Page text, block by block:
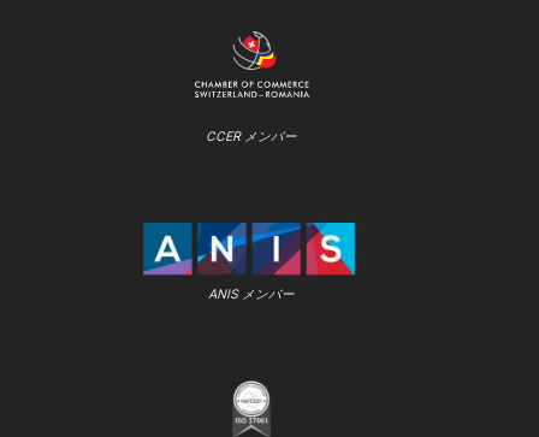
CCER メンバー
ANIS メンバー